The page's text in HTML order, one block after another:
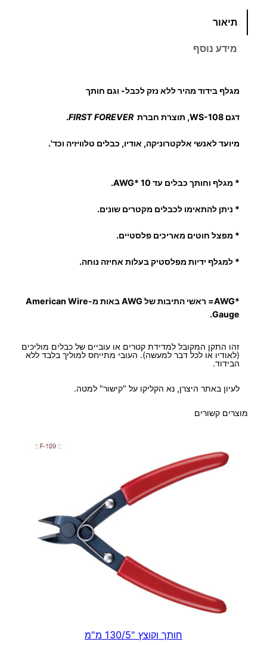
כ
ו
תיאור
מידע נוסף
מגלף בידוד מהיר ללא נזק לכבל- וגם חותך
דגם WS-108, תוצרת חברת FIRST FOREVER
.
מיועד לאנשי אלקטרוניקה, אודיו, כבלים טלוויזיה וכד'.
* מגלף וחותך כבלים עד 10 *AWG.
* ניתן להתאימו לכבלים מקטרים שונים.
* מפצל חוטים מאריכים פלסטיים.
*למגלף ידיות מפלסטיק בעלות אחיזה נוחה.
*AWG
= ראשי התיבות של AWG באות מ-American Wire
Gauge.
זהו התקן המקובל למדידת קטרים או עוביים של כבלים מוליכים
(לאודיו או לכל דבר למעשה). העובי מתייחס למוליך בלבד ללא
הבידוד.
לעיון באתר היצרן, נא הקליקו על "קישור" למטה.
מוצרים קשורים
חותך וקוצץ "130/5 מ"מ